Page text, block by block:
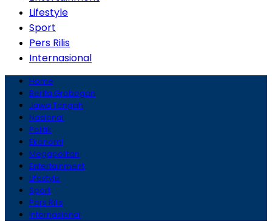
Lifestyle
Sport
Pers Rilis
Internasional
Home
Berita Grobogan
Jawa Tengah
Nasional
Politik
Ekonomi
Megapolitan
Entertainment
Lifestyle
Sport
Pers Rilis
Internasional